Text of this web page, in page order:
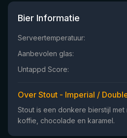
Bier Informatie
Serveertemperatuur:
Aanbevolen glas:
Untappd Score:
Over Stout - Imperial /
Stout is een donkere bierstijl met
koffie, chocolade en karamel.